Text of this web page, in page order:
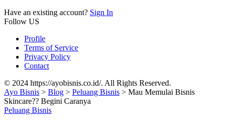
Have an existing account? Sign In
Follow US
Profile
Terms of Service
Privacy Policy
Contact
© 2024 https://ayobisnis.co.id/. All Rights Reserved.
Ayo Bisnis > Blog > Peluang Bisnis > Mau Memulai Bisnis
Skincare?? Begini Caranya
Peluang Bisnis